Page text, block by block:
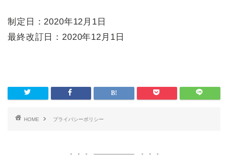
制定日：2020年12月1日
最終改訂日：2020年12月1日
HOME プライバシーポリシー